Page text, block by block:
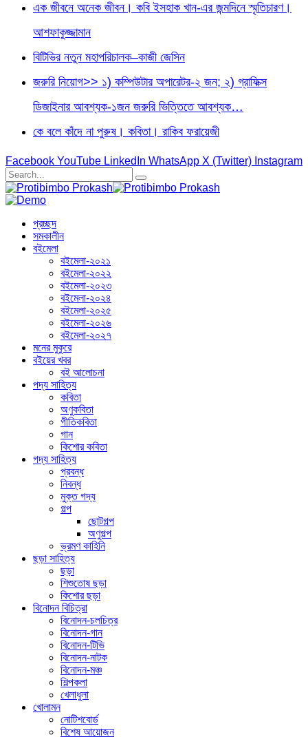
এক জীবনে অনেক জীবন। কবি ইসহাক খান-এর জন্মদিনে স্মৃতিচারণ।
আশফাকুজ্জামান
বিটিভির নতুন মহাপরিচালক–কাজী জেসিন
জরুরি নিয়োগ>> ১) কম্পিউটার অপারেটর-২ জন; ২) গ্রাফিক্স
ডিজাইনার আবশ্যক-১জন জরুরি ভিত্তিতে আবশ্যক…
কে বলে কাঁদে না পুরুষ। কবিতা। রাকিব ফরায়েজী
Facebook YouTube LinkedIn WhatsApp X (Twitter) Instagram
প্রচ্ছদ
সমকালীন
বইমেলা
বইমেলা-২০২১
বইমেলা-২০২২
বইমেলা-২০২৩
বইমেলা-২০২৪
বইমেলা-২০২৫
বইমেলা-২০২৬
বইমেলা-২০২৭
মনের মুকুরে
বইয়ের খবর
বই আলোচনা
পদ্য সাহিত্য
কবিতা
অণুকবিতা
গীতিকবিতা
গান
কিশোর কবিতা
গদ্য সাহিত্য
প্রবন্ধ
নিবন্ধ
মুক্ত গদ্য
গল্প
ছোটগল্প
অণুগল্প
ভ্রমণ কাহিনি
ছড়া সাহিত্য
ছড়া
শিশুতোষ ছড়া
কিশোর ছড়া
বিনোদন বিচিত্রা
বিনোদন-চলচিত্র
বিনোদন-গান
বিনোদন-টিভি
বিনোদন-নাটক
বিনোদন-মঞ্চ
শিল্পকলা
খেলাধুলা
খোলামন
নোটিশবোর্ড
বিশেষ আয়োজন